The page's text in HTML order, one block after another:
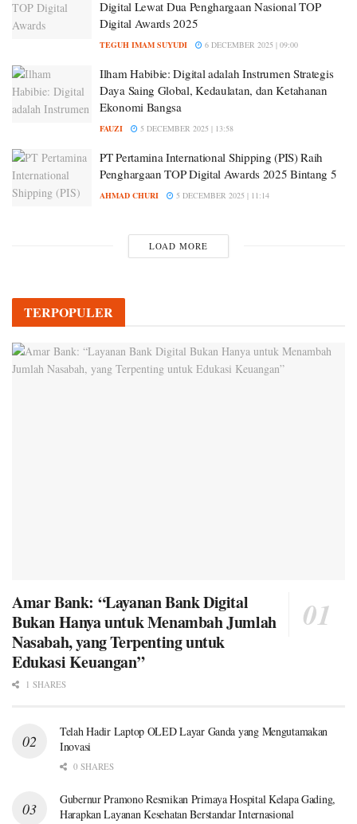
Digital Lewat Dua Penghargaan Nasional TOP
Digital Awards 2025
TEGUH IMAM SUYUDI 6 DECEMBER 2025 | 09:00
Ilham Habibie: Digital adalah Instrumen Strategis
Daya Saing Global, Kedaulatan, dan Ketahanan
Ekonomi Bangsa
FAUZI 5 DECEMBER 2025 | 13:58
PT Pertamina International Shipping (PIS) Raih
Penghargaan TOP Digital Awards 2025 Bintang 5
AHMAD CHURI 5 DECEMBER 2025 | 11:14
LOAD MORE
TERPOPULER
Amar Bank: “Layanan Bank Digital
Bukan Hanya untuk Menambah Jumlah
Nasabah, yang Terpenting untuk
Edukasi Keuangan”
1 SHARES
Telah Hadir Laptop OLED Layar Ganda yang Mengutamakan
Inovasi
0 SHARES
Gubernur Pramono Resmikan Primaya Hospital Kelapa Gading,
Harapkan Layanan Kesehatan Berstandar Internasional